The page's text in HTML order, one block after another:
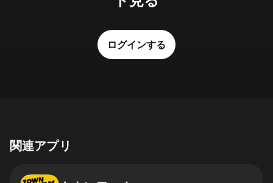
ログインする
関連アプリ